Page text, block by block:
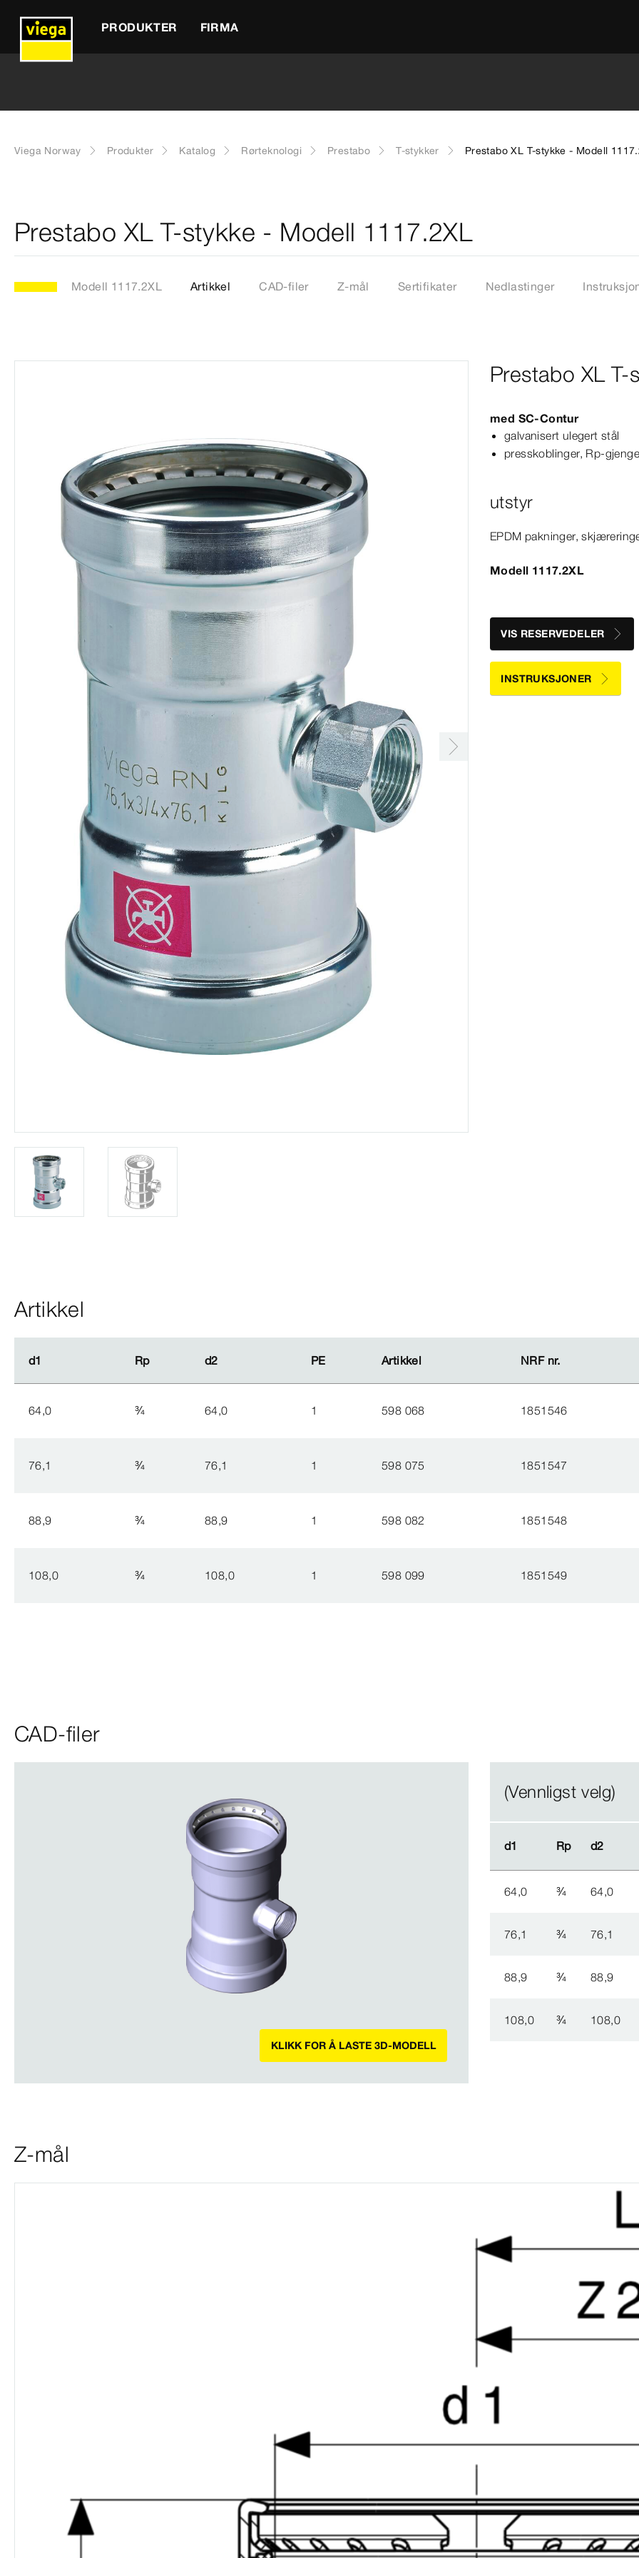
PRODUKTER FIRMA
Viega Norway Produkter Katalog Rørteknologi Prestabo T-stykker Prestabo XL T-stykke - Modell
Prestabo XL T-stykke - Modell 1117.2XL
Modell 1117.2XL Artikkel CAD-filer Z-mål Sertifikater Nedlastinger
Prestabo XL T-
med SC‑Contur
galvanisert ulegert stål
presskoblinger, Rp-​gjenge
utstyr
EPDM pakninger,
Modell 1117.2XL
VIS RESERVEDELER
INSTRUKSJONER
Artikkel
d1 Rp d2 PE Artikkel NRF nr.
d1 Rp d2 PE Artikkel NRF nr.
64,0 ¾ 64,0 1 598 068 1851546
76,1 ¾ 76,1 1 598 075 1851547
88,9 ¾ 88,9 1 598 082 1851548
108,0 ¾ 108,0 1 598 099 1851549
CAD-filer
KLIKK FOR Å LASTE 3D-MODELL
(Vennligst velg)
d1 Rp d2
d1 Rp d2
64,0 ¾ 64,0
76,1 ¾ 76,1
88,9 ¾ 88,9
108,0 ¾ 108,0
Z-mål